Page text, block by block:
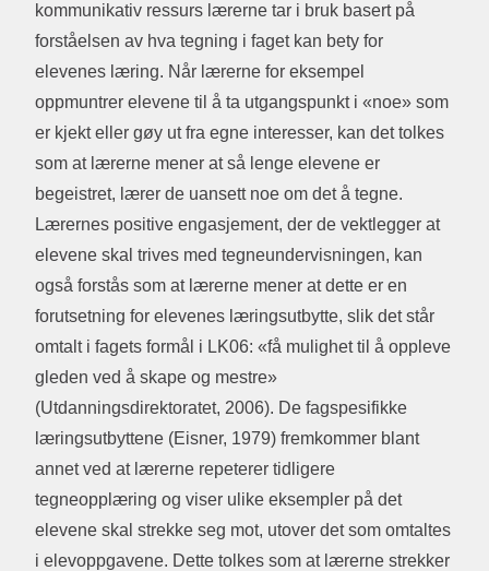
kommunikativ ressurs lærerne tar i bruk basert på
forståelsen av hva tegning i faget kan bety for
elevenes læring. Når lærerne for eksempel
oppmuntrer elevene til å ta utgangspunkt i «noe» som
er kjekt eller gøy ut fra egne interesser, kan det tolkes
som at lærerne mener at så lenge elevene er
begeistret, lærer de uansett noe om det å tegne.
Lærernes positive engasjement, der de vektlegger at
elevene skal trives med tegneundervisningen, kan
også forstås som at lærerne mener at dette er en
forutsetning for elevenes læringsutbytte, slik det står
omtalt i fagets formål i LK06: «få mulighet til å oppleve
gleden ved å skape og mestre»
(Utdanningsdirektoratet, 2006). De fagspesifikke
læringsutbyttene (Eisner, 1979) fremkommer blant
annet ved at lærerne repeterer tidligere
tegneopplæring og viser ulike eksempler på det
elevene skal strekke seg mot, utover det som omtaltes
i elevoppgavene. Dette tolkes som at lærerne strekker